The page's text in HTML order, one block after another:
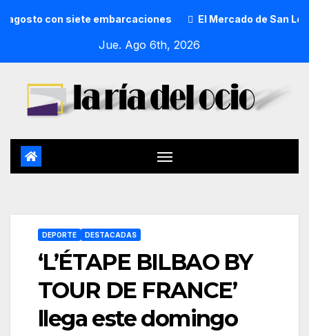
siete embarcaciones El Mercado de San Lorenzo de
Jue. Ago 6th, 2026
DEPORTE DESTACADAS
‘L’ÉTAPE BILBAO BY
TOUR DE FRANCE’
llega este domingo